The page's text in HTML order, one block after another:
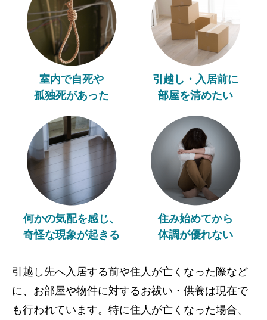
室内で自死や
孤独死があった
引越し・入居前に
部屋を清めたい
何かの気配を感じ、
奇怪な現象が起きる
住み始めてから
体調が優れない
引越し先へ入居する前や住人が亡くなった際など
に、お部屋や物件に対するお祓い・供養は現在で
も行われています。特に住人が亡くなった場合、